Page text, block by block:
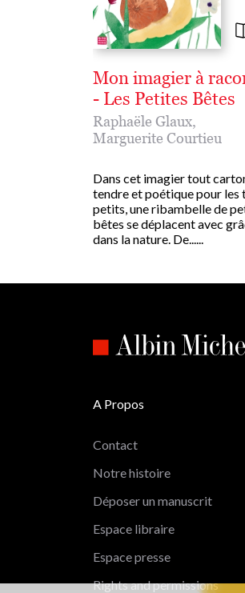
Mon imagier à
- Les Petites Bêtes
Raphaële Glaux,
Marguerite Courtieu
Dans cet imagier tout
tendre et poétique pour les
petits, une ribambelle de
bêtes se déplacent avec
dans la nature. De......
A Propos
Contact
Notre histoire
Déposer un manuscrit
Espace libraire
Espace presse
Rights and permissions